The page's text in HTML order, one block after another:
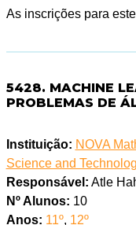
As inscrições para
5428. MACHINE
PROBLEMAS DE
Instituição: NOVA
Science and
Responsável: Atle
Nº Alunos: 10
Anos: 11º, 12º